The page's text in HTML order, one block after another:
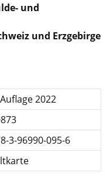
und
und Erzgebirge
2022
3-96990-095-6